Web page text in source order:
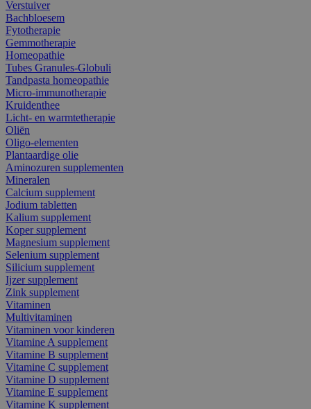
Verstuiver
Bachbloesem
Fytotherapie
Gemmotherapie
Homeopathie
Tubes Granules-Globuli
Tandpasta homeopathie
Micro-immunotherapie
Kruidenthee
Licht- en warmtetherapie
Oliën
Oligo-elementen
Plantaardige olie
Aminozuren supplementen
Mineralen
Calcium supplement
Jodium tabletten
Kalium supplement
Koper supplement
Magnesium supplement
Selenium supplement
Silicium supplement
Ijzer supplement
Zink supplement
Vitaminen
Multivitaminen
Vitaminen voor kinderen
Vitamine A supplement
Vitamine B supplement
Vitamine C supplement
Vitamine D supplement
Vitamine E supplement
Vitamine K supplement